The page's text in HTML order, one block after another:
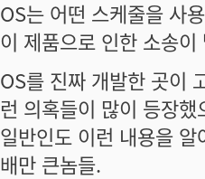
OS는 어떤 스케줄을 사
이 제품으로 인한 소송
OS를 진짜 개발한 곳이
런 의혹들이 많이 등장했
일반인도 이런 내용을
배만 큰놈들.